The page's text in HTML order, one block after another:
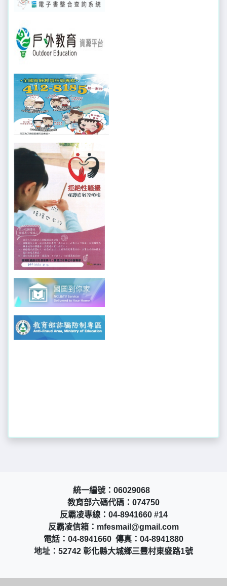
統一編號：06029068
教育部六碼代碼：074750
反霸凌專線：04-8941660 #14
反霸凌信箱：mfesmail@gmail.com
電話：04-8941660 傳真：04-8941880
地址：52742 彰化縣大城鄉三豐村東盛路1號